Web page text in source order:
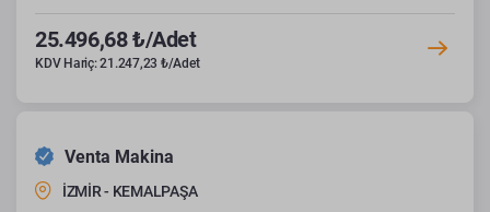
25.496,68 ₺/Adet
KDV Hariç: 21.247,23 ₺/Adet
Venta Makina
İZMİR - KEMALPAŞA